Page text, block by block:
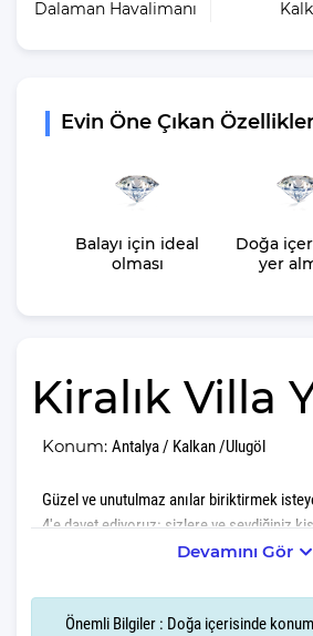
Dalaman Havalimanı
Evin Öne Çıkan
Balayı için ideal
olması
Doğa
yer
Kiralık Villa
Konum: Antalya / Kalkan /Ulugöl
Güzel ve unutulmaz anılar biriktirmek
4'e davet ediyoruz: sizlere ve sevdiğiniz
bu villada, hayalinizdeki balayını gerçeğe
bir tatil geçirmek isteyen çiftler ve aileler
Devamını Gör
Önemli Bilgiler : Doğa içerisinde